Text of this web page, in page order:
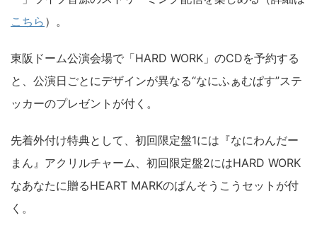
こちら ）。
東阪ドーム公演会場で「HARD WORK」のCDを予約する
と、公演日ごとにデザインが異なる“なにふぁむぱす”ステ
ッカーのプレゼントが付く。
先着外付け特典として、初回限定盤1には『なにわんだー
まん』アクリルチャーム、初回限定盤2にはHARD WORK
なあなたに贈るHEART MARKのばんそうこうセットが付
く。